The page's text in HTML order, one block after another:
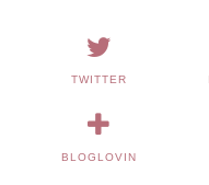
TWITTER
BLOGLOVIN